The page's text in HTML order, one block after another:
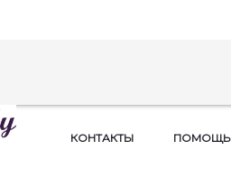
КОНТАКТЫ ПОМОЩЬ